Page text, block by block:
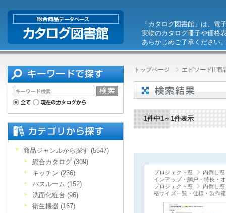
「カタログ図書館」は、電
実物のカタログ冊子や価格
あらかじめご了承ください
トップページ エピソードII 商
1件中1～1件表示
プロジェクト窓
内倒し
インアップ・網戸・特長・
プロジェクト窓
内倒し
格サイズ一覧・仕様・製作
商品ジャンルから探す (5547)
総合カタログ (309)
キッチン (236)
バスルーム (152)
洗面化粧台 (96)
衛生機器 (167)